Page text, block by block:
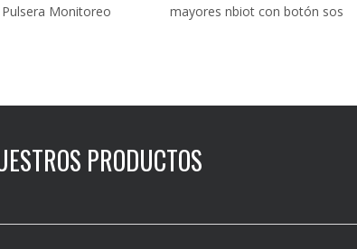
Pulsera Monitoreo
mayores nbiot con botón sos
PRODUCTOS